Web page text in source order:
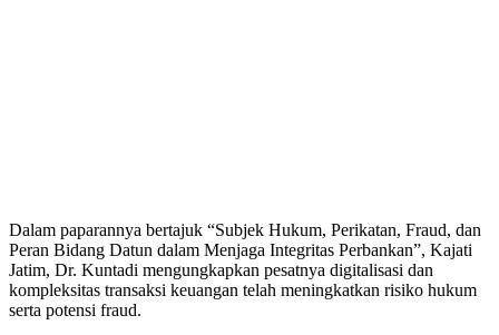
Dalam paparannya bertajuk “Subjek Hukum, Perikatan, Fraud, dan
Peran Bidang Datun dalam Menjaga Integritas Perbankan”, Kajati
Jatim, Dr. Kuntadi mengungkapkan pesatnya digitalisasi dan
kompleksitas transaksi keuangan telah meningkatkan risiko hukum
serta potensi fraud.